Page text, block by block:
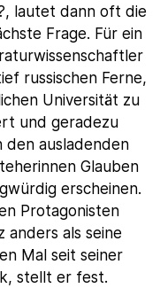
lautet dann oft die
Frage. Für ein
russischen Ferne,
Universität zu
und geradezu
den ausladenden
Glauben
erscheinen.
Protagonisten
anders als seine
Mal seit seiner
stellt er fest.